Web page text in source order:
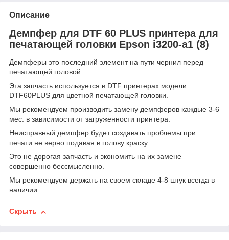
Описание
Демпфер для DTF 60 PLUS принтера для
печатающей головки Epson i3200-a1 (8)
Демпферы это последний элемент на пути чернил перед
печатающей головой.
Эта запчасть используется в DTF принтерах модели
DTF60PLUS для цветной печатающей головки.
Мы рекомендуем производить замену демпферов каждые 3-6
мес. в зависимости от загруженности принтера.
Неисправный демпфер будет создавать проблемы при
печати не верно подавая в голову краску.
Это не дорогая запчасть и экономить на их замене
совершенно бессмысленно.
Мы рекомендуем держать на своем складе 4-8 штук всегда в
наличии.
Скрыть